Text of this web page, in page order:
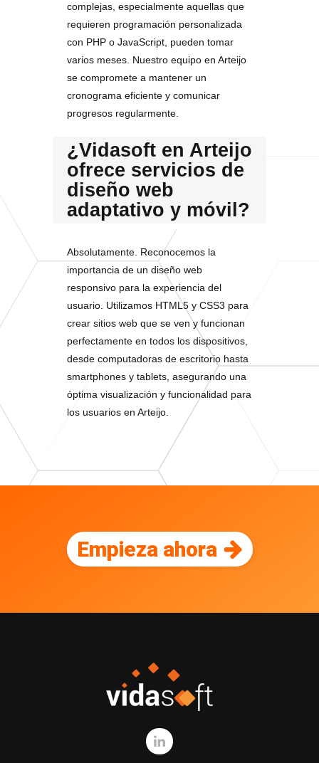
complejas, especialmente aquellas que
requieren programación personalizada
con PHP o JavaScript, pueden tomar
varios meses. Nuestro equipo en Arteijo
se compromete a mantener un
cronograma eficiente y comunicar
progresos regularmente.
¿Vidasoft en Arteijo
ofrece servicios de
diseño web
adaptativo y móvil?
Absolutamente. Reconocemos la
importancia de un diseño web
responsivo para la experiencia del
usuario. Utilizamos HTML5 y CSS3 para
crear sitios web que se ven y funcionan
perfectamente en todos los dispositivos,
desde computadoras de escritorio hasta
smartphones y tablets, asegurando una
óptima visualización y funcionalidad para
los usuarios en Arteijo.
Empieza ahora